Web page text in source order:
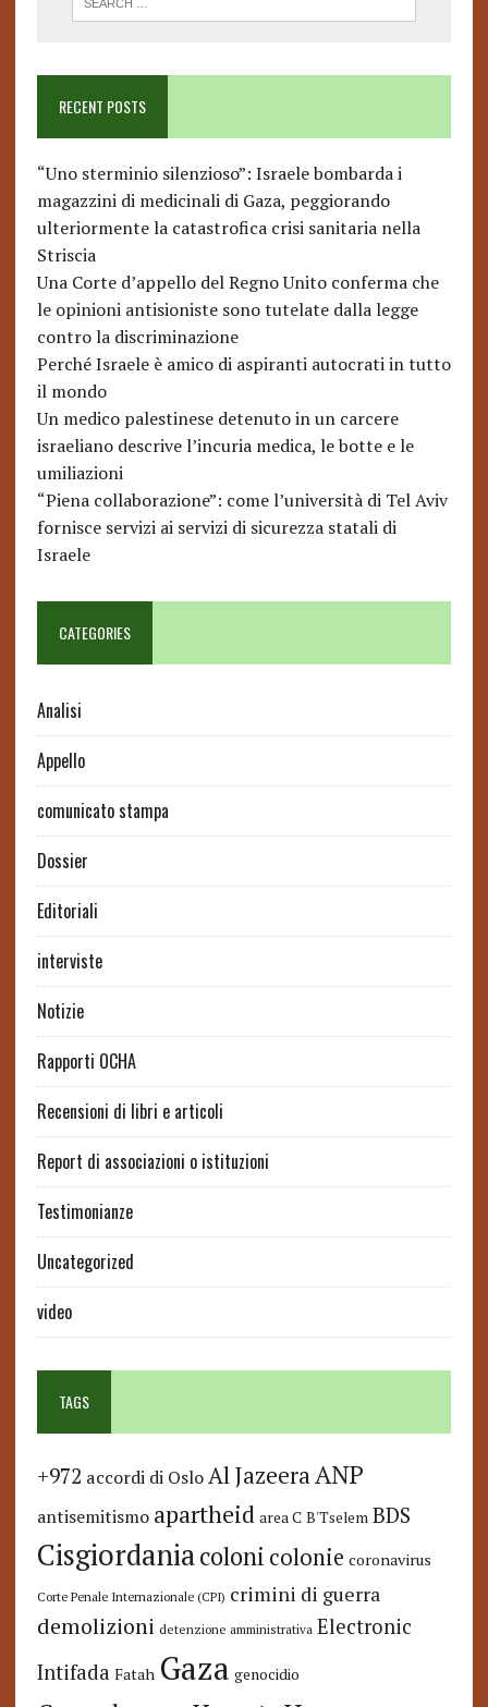
RECENT POSTS
“Uno sterminio silenzioso”: Israele bombarda i
magazzini di medicinali di Gaza, peggiorando
ulteriormente la catastrofica crisi sanitaria nella
Striscia
Una Corte d’appello del Regno Unito conferma che
le opinioni antisioniste sono tutelate dalla legge
contro la discriminazione
Perché Israele è amico di aspiranti autocrati in tutto
il mondo
Un medico palestinese detenuto in un carcere
israeliano descrive l’incuria medica, le botte e le
umiliazioni
“Piena collaborazione”: come l’università di Tel Aviv
fornisce servizi ai servizi di sicurezza statali di
Israele
CATEGORIES
Analisi
Appello
comunicato stampa
Dossier
Editoriali
interviste
Notizie
Rapporti OCHA
Recensioni di libri e articoli
Report di associazioni o istituzioni
Testimonianze
Uncategorized
video
TAGS
+972 accordi di Oslo Al JazeeraANP
antisemitismo apartheid area C B'Tselem BDS
Cisgiordaniacoloni colonie coronavirus
Corte Penale Internazionale (CPI) crimini di guerra
demolizioni detenzione amministrativa Electronic
Intifada Fatah Gaza genocidio